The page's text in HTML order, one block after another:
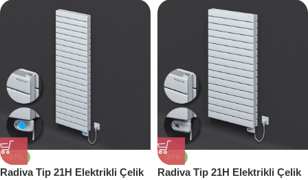
-37%
Radiva Tip 21H Elektrikli Çelik
-37%
Radiva Tip 21H Elektrikli Çelik